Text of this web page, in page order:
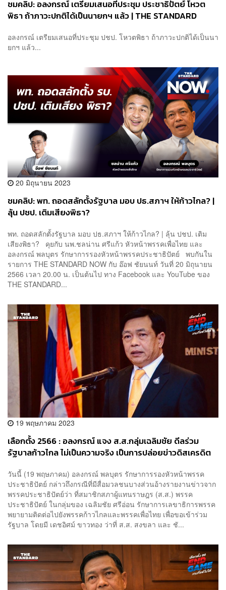
ชมคลิป: อลงกรณ์ เตรียมเสนอที่ประชุม ประชาธิปัตย์ โหวต
พิธา ถ้าภาวะปกติได้เป็นนายกฯ แล้ว | THE STANDARD
อลงกรณ์ เตรียมเสนอที่ประชุม ปชป. โหวตพิธา ถ้าภาวะปกติได้เป็นนา
ยกฯ แล้ว...
20 มิถุนายน 2023
ชมคลิป: พท. ถอดสลักตั้งรัฐบาล มอบ ปธ.สภาฯ ให้ก้าวไกล? |
ลุ้น ปชป. เติมเสียงพิธา?
พท. ถอดสลักตั้งรัฐบาล มอบ ปธ.สภาฯ ให้ก้าวไกล? | ลุ้น ปชป. เติม
เสียงพิธา? คุยกับ นพ.ชลน่าน ศรีแก้ว หัวหน้าพรรคเพื่อไทย และ
อลงกรณ์ พลบุตร รักษาการรองหัวหน้าพรรคประชาธิปัตย์ พบกันใน
รายการ THE STANDARD NOW กับ อ๊อฟ ชัยนนท์ วันที่ 20 มิถุนายน
2566 เวลา 20.00 น. เป็นต้นไป ทาง Facebook และ YouTube ของ
THE STANDARD...
19 พฤษภาคม 2023
เลือกตั้ง 2566 : อลงกรณ์ แจง ส.ส.กลุ่มเฉลิมชัย ดีลร่วม
รัฐบาลก้าวไกล ไม่เป็นความจริง เป็นการปล่อยข่าวดิสเครดิต
วันนี้ (19 พฤษภาคม) อลงกรณ์ พลบุตร รักษาการรองหัวหน้าพรรค
ประชาธิปัตย์ กล่าวถึงกรณีที่มีสื่อมวลชนบางส่วนอ้างรายงานข่าวจาก
พรรคประชาธิปัตย์ว่า ที่สมาชิกสภาผู้แทนราษฎร (ส.ส.) พรรค
ประชาธิปัตย์ ในกลุ่มของ เฉลิมชัย ศรีอ่อน รักษาการเลขาธิการพรรค
พยายามติดต่อไปยังพรรคก้าวไกลและพรรคเพื่อไทย เพื่อขอเข้าร่วม
รัฐบาล โดยมี เดชอิศม์ ขาวทอง ว่าที่ ส.ส. สงขลา และ ชั...